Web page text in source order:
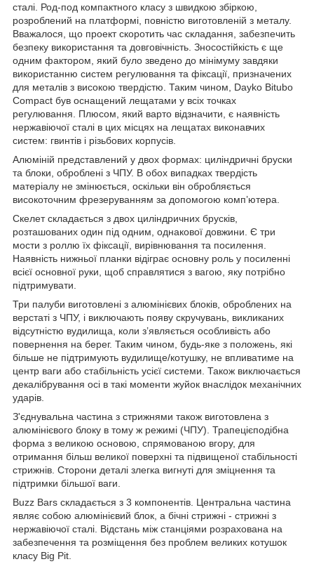
сталі. Род-под компактного класу з швидкою збіркою,
розроблений на платформі, повністю виготовленій з металу.
Вважалося, що проект скоротить час складання, забезпечить
безпеку використання та довговічність. Зносостійкість є ще
одним фактором, який було зведено до мінімуму завдяки
використанню систем регулювання та фіксації, призначених
для металів з високою твердістю. Таким чином, Dayko Bitubo
Compact був оснащений лещатами у всіх точках
регулювання. Плюсом, який варто відзначити, є наявність
нержавіючої сталі в цих місцях на лещатах виконавчих
систем: гвинтів і різьбових корпусів.
Алюміній представлений у двох формах: циліндричні бруски
та блоки, оброблені з ЧПУ. В обох випадках твердість
матеріалу не змінюється, оскільки він обробляється
високоточним фрезеруванням за допомогою комп’ютера.
Скелет складається з двох циліндричних брусків,
розташованих один під одним, однакової довжини. Є три
мости з роллю їх фіксації, вирівнювання та посилення.
Наявність нижньої планки відіграє основну роль у посиленні
всієї основної руки, щоб справлятися з вагою, яку потрібно
підтримувати.
Три палуби виготовлені з алюмінієвих блоків, оброблених на
верстаті з ЧПУ, і виключають появу скручувань, викликаних
відсутністю вудилища, коли з’являється особливість або
повернення на берег. Таким чином, будь-яке з положень, які
більше не підтримують вудилище/котушку, не впливатиме на
центр ваги або стабільність усієї системи. Також виключається
декалібрування осі в такі моменти жуйок внаслідок механічних
ударів.
З'єднувальна частина з стрижнями також виготовлена ​​з
алюмінієвого блоку в тому ж режимі (ЧПУ). Трапецієподібна
форма з великою основою, спрямованою вгору, для
отримання більш великої поверхні та підвищеної стабільності
стрижнів. Сторони деталі злегка вигнуті для зміцнення та
підтримки більшої ваги.
Buzz Bars складається з 3 компонентів. Центральна частина
являє собою алюмінієвий блок, а бічні стрижні - стрижні з
нержавіючої сталі. Відстань між станціями розрахована на
забезпечення та розміщення без проблем великих котушок
класу Big Pit.